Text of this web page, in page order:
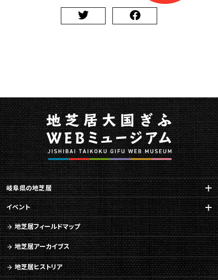
岐阜県の地芝居
イベント
地芝居フィールドマップ
地芝居アーカイブス
地芝居ヒストリア